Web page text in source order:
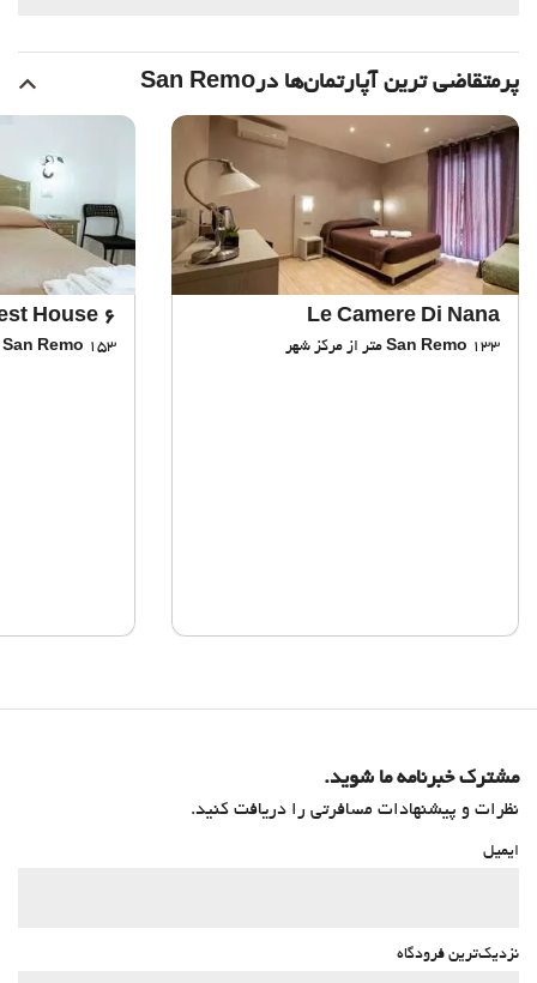
پرمتقاضی ترین آپارتمان‌‌ها درSan Remo
Le Camere Di Nana
San Remo 133 متر از مرکز شهر
6 In Centro Guest House
San Remo 153 متر از مرکز شهر
مشترک خبرنامه ما شوید.
نظرات و پیشنهادات مسافرتی را دریافت کنید.
ایمیل
نزدیک‌ترین فرودگاه